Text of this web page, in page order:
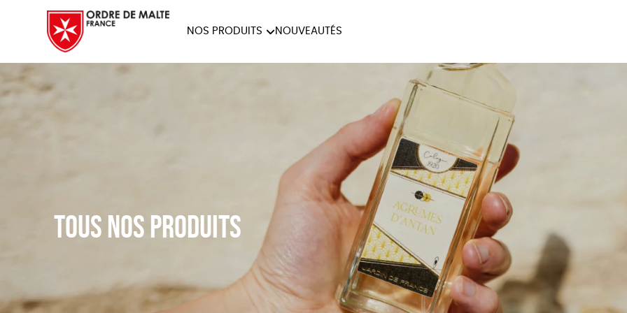
NOS PRODUITS
NOTRE COLLECTION MAISON
LIVRES
NOUVEAUTÉS
Tous nos produits